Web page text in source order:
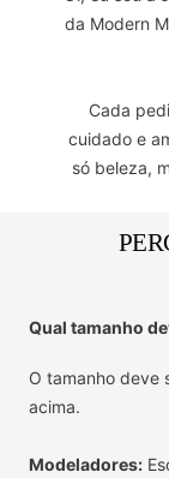
da Modern
Cada
cuidado e
só beleza,
Qual tamanho
O tamanho deve
acima.
Modeladores: